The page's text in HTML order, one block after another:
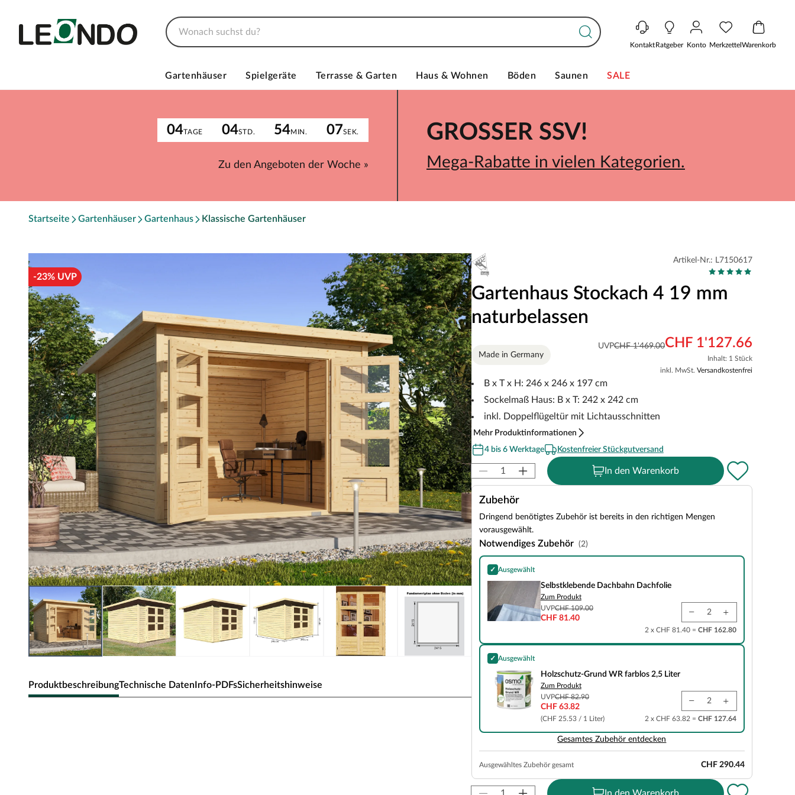
KontaktRatgeber Konto MerkzettelWarenkorb
Gartenhäuser Spielgeräte Terrasse & Garten Haus & Wohnen Böden Saunen SALE
04TAGE 04STD. 54MIN. 07SEK.
Zu den Angeboten der Woche »
GROSSER SSV!
Mega-Rabatte in vielen Kategorien.
Startseite Gartenhäuser Gartenhaus Klassische Gartenhäuser
-23% UVP
ProduktbeschreibungTechnische DatenInfo-PDFsSicherheitshinweise
Artikel-Nr.: L7150617
Gartenhaus Stockach 4 19 mm
naturbelassen
UVPCHF 1'469.00CHF 1'127.66
Inhalt: 1 Stück
inkl. MwSt. Versandkostenfrei
Made in Germany
B x T x H: 246 x 246 x 197 cm
Sockelmaß Haus: B x T: 242 x 242 cm
inkl. Doppelflügeltür mit Lichtausschnitten
Mehr Produktinformationen
4 bis 6 Werktage
Kostenfreier Stückgutversand
In den Warenkorb
Zubehör
Dringend benötigtes Zubehör ist bereits in den richtigen Mengen
vorausgewählt.
Notwendiges Zubehör (2)
✓ Ausgewählt
Selbstklebende Dachbahn Dachfolie
Selbstklebende Dachbahn Dachfolie
Zum Produkt
UVPCHF 109.00
CHF 81.40
2 x CHF 81.40 = CHF 162.80
✓ Ausgewählt
Holzschutz-Grund WR farblos 2,5 Liter
Holzschutz-Grund WR farblos 2,5 Liter
Zum Produkt
UVPCHF 82.90
CHF 63.82
(CHF 25.53 / 1 Liter) 2 x CHF 63.82 = CHF 127.64
Gesamtes Zubehör entdecken
Ausgewähltes Zubehör gesamt CHF 290.44